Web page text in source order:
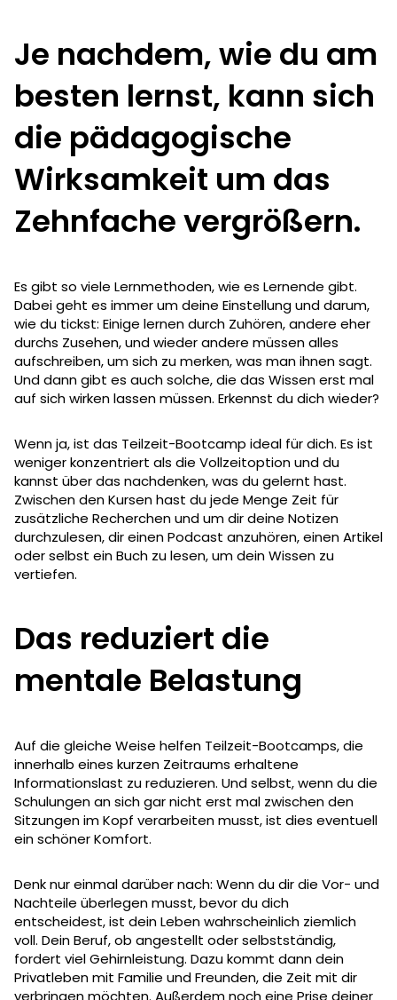
Je nachdem, wie du am
besten lernst, kann sich
die pädagogische
Wirksamkeit um das
Zehnfache vergrößern.
Es gibt so viele Lernmethoden, wie es Lernende gibt.
Dabei geht es immer um deine Einstellung und darum,
wie du tickst: Einige lernen durch Zuhören, andere eher
durchs Zusehen, und wieder andere müssen alles
aufschreiben, um sich zu merken, was man ihnen sagt.
Und dann gibt es auch solche, die das Wissen erst mal
auf sich wirken lassen müssen. Erkennst du dich wieder?
Wenn ja, ist das Teilzeit-Bootcamp ideal für dich. Es ist
weniger konzentriert als die Vollzeitoption und du
kannst über das nachdenken, was du gelernt hast.
Zwischen den Kursen hast du jede Menge Zeit für
zusätzliche Recherchen und um dir deine Notizen
durchzulesen, dir einen Podcast anzuhören, einen Artikel
oder selbst ein Buch zu lesen, um dein Wissen zu
vertiefen.
Das reduziert die
mentale Belastung
Auf die gleiche Weise helfen Teilzeit-Bootcamps, die
innerhalb eines kurzen Zeitraums erhaltene
Informationslast zu reduzieren. Und selbst, wenn du die
Schulungen an sich gar nicht erst mal zwischen den
Sitzungen im Kopf verarbeiten musst, ist dies eventuell
ein schöner Komfort.
Denk nur einmal darüber nach: Wenn du dir die Vor- und
Nachteile überlegen musst, bevor du dich
entscheidest, ist dein Leben wahrscheinlich ziemlich
voll. Dein Beruf, ob angestellt oder selbstständig,
fordert viel Gehirnleistung. Dazu kommt dann dein
Privatleben mit Familie und Freunden, die Zeit mit dir
verbringen möchten. Außerdem noch eine Prise deiner